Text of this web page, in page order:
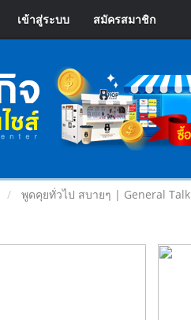
เข้าสู่ระบบ สมัครสมาชิก
พูดคุยทั่วไป สบายๆ | General Talk